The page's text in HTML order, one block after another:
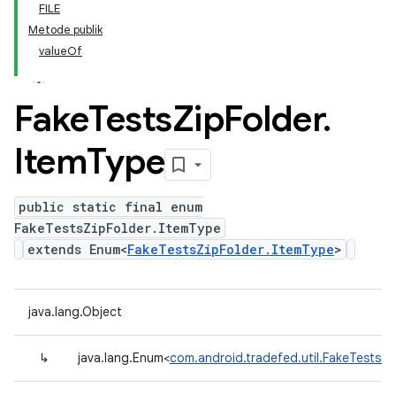
FILE
Metode publik
valueOf
FakeTestsZipFolder.
ItemType
public static final enum
FakeTestsZipFolder.ItemType
extends Enum<FakeTestsZipFolder.ItemType>
java.lang.Object
↳ java.lang.Enum<